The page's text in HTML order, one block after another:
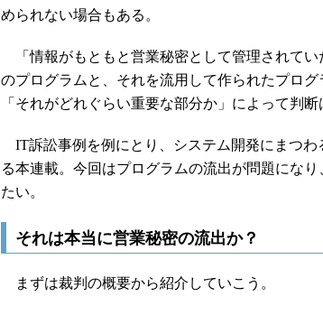
められない場合もある。
「情報がもともと営業秘密として管理されて
のプログラムと、それを流用して作られたプログ
「それがどれぐらい重要な部分か」によって判断
IT訴訟事例を例にとり、システム開発にまつわ
る本連載。今回はプログラムの流出が問題にな
たい。
それは本当に営業秘密の流出か？
まずは裁判の概要から紹介していこう。